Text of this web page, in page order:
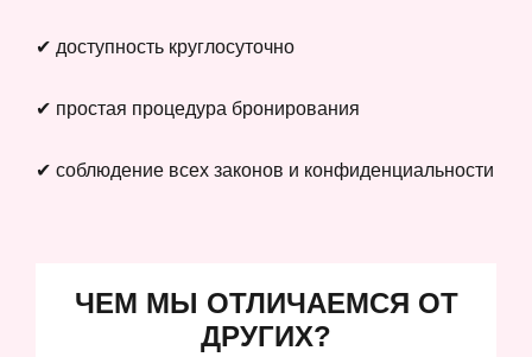
✔ доступность круглосуточно
✔ простая процедура бронирования
✔ соблюдение всех законов и конфиденциальности
ЧЕМ МЫ ОТЛИЧАЕМСЯ ОТ
ДРУГИХ?